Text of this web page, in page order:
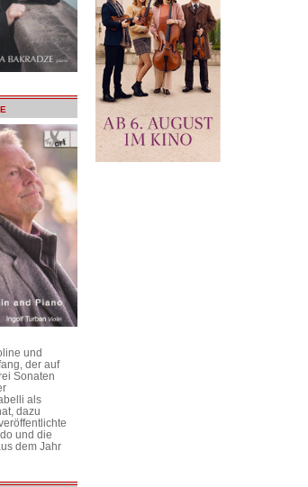
und
der auf
Sonaten
als
dazu
und die
dem Jahr